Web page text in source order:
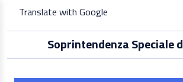
content
Translate with Google
Soprintendenza Speciale